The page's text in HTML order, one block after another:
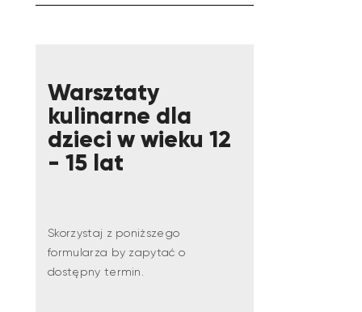
Warsztaty
kulinarne dla
dzieci w wieku 12
- 15 lat
Skorzystaj z poniższego
formularza by zapytać o
dostępny termin.